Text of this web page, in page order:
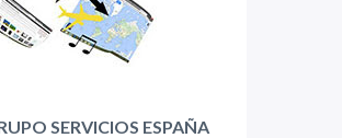
SERVICIOS ESPAÑA